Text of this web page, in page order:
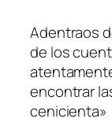
Adentraos
de los
encontrar
cenicienta»